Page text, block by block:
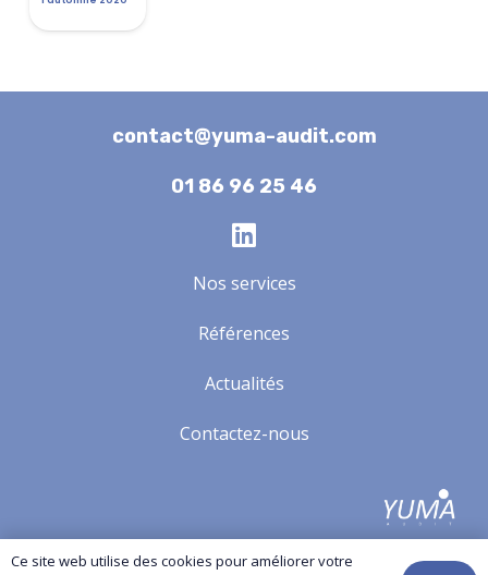
01 86 96 25 46
contact@yuma-audit.com
Nos services
Références
Actualités
Contactez-nous
Yuma-audit.com© Copyright All Rights Reserved.
Ce site web utilise des cookies pour améliorer votre